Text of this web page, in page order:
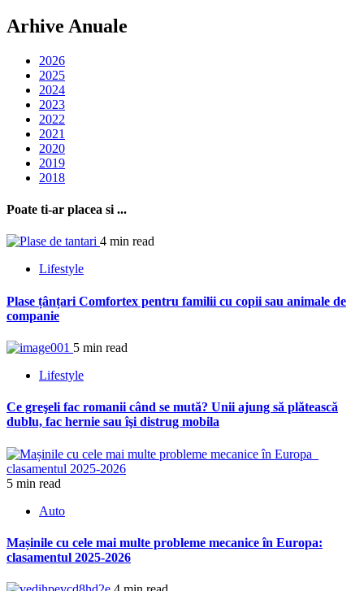
Arhive Anuale
2026
2025
2024
2023
2022
2021
2020
2019
2018
Poate ti-ar placea si ...
4 min read
Lifestyle
Plase țânțari Comfortex pentru familii cu copii sau animale de
companie
5 min read
Lifestyle
Ce greşeli fac romanii când se mută? Unii ajung să plătească
dublu, fac hernie sau îşi distrug mobila
5 min read
Auto
Mașinile cu cele mai multe probleme mecanice în Europa:
clasamentul 2025-2026